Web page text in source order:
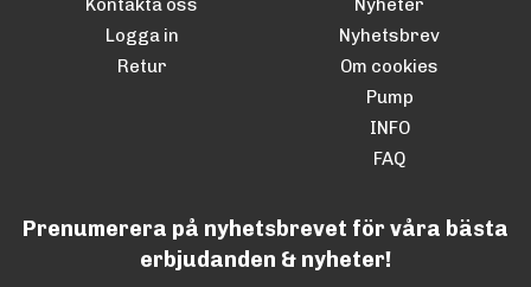
Kontakta oss
Logga in
Retur
Nyheter
Nyhetsbrev
Om cookies
Pump
INFO
FAQ
Prenumerera på nyhetsbrevet för våra bästa
erbjudanden & nyheter!